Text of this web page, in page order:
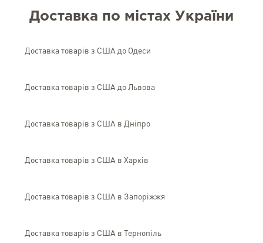
Доставка по містах України
Доставка товарів з США до Одеси
Доставка товарів з США до Львова
Доставка товарів з США в Дніпро
Доставка товарів з США в Харків
Доставка товарів з США в Запоріжжя
Доставка товарів з США в Тернопіль